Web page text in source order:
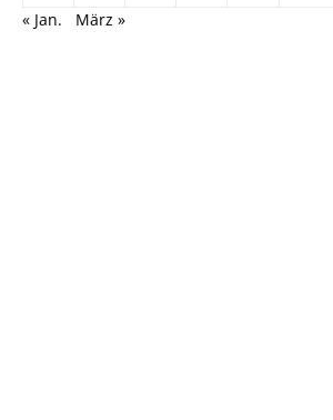
« Jan.
März »